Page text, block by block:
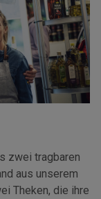
zwei tragbaren
aus unserem
Theken, die ihre